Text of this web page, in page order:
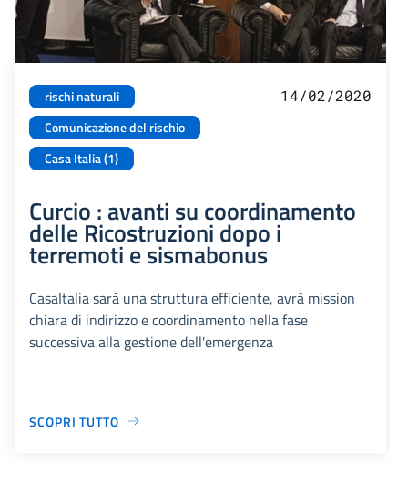
rischi naturali
Comunicazione del rischio
Casa Italia (1)
14/02/2020
Curcio : avanti su coordinamento
delle Ricostruzioni dopo i
terremoti e sismabonus
CasaItalia sarà una struttura efficiente, avrà mission
chiara di indirizzo e coordinamento nella fase
successiva alla gestione dell'emergenza
SCOPRI TUTTO